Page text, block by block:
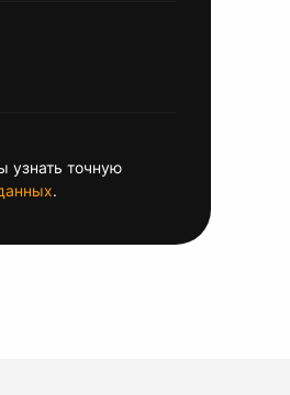
узнать точную
.